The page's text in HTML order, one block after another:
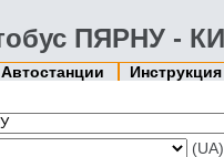
ПЯРНУ -
Автостанции
(UA)